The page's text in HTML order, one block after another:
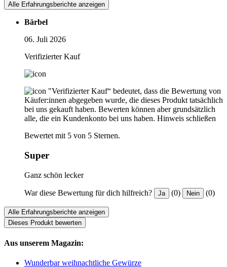
Alle Erfahrungsberichte anzeigen
Bärbel
06. Juli 2026
Verifizierter Kauf
"Verifizierter Kauf“ bedeutet, dass die Bewertung von
Käufer:innen abgegeben wurde, die dieses Produkt tatsächlich
bei uns gekauft haben. Bewerten können aber grundsätzlich
alle, die ein Kundenkonto bei uns haben. Hinweis schließen
Bewertet mit 5 von 5 Sternen.
Super
Ganz schön lecker
War diese Bewertung für dich hilfreich? Ja (0) Nein (0)
Alle Erfahrungsberichte anzeigen
Dieses Produkt bewerten
Aus unserem Magazin:
Wunderbar weihnachtliche Gewürze